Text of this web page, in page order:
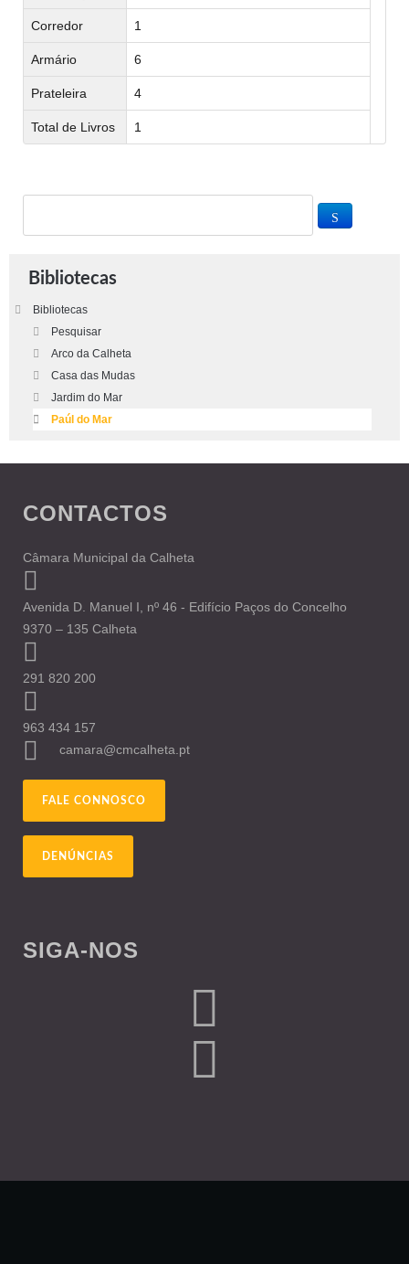
Corredor 1
Armário 6
Prateleira 4
Total de Livros 1
Bibliotecas
Bibliotecas
Pesquisar
Arco da Calheta
Casa das Mudas
Jardim do Mar
Paúl do Mar
CONTACTOS
Câmara Municipal da Calheta
Avenida D. Manuel I, nº 46 - Edifício Paços do Concelho
9370 – 135 Calheta
291 820 200
963 434 157
camara@cmcalheta.pt
FALE CONNOSCO
DENÚNCIAS
SIGA-NOS